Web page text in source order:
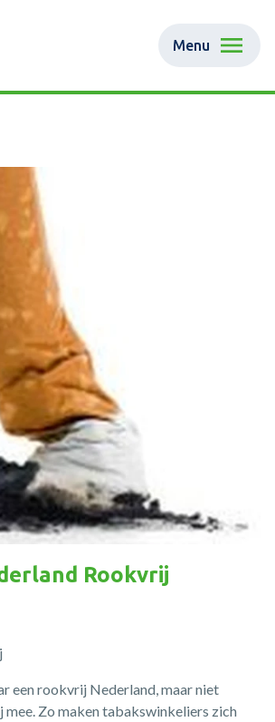
Menu
Rookvrij
een rookvrij Nederland, maar niet
mee. Zo maken tabakswinkeliers zich